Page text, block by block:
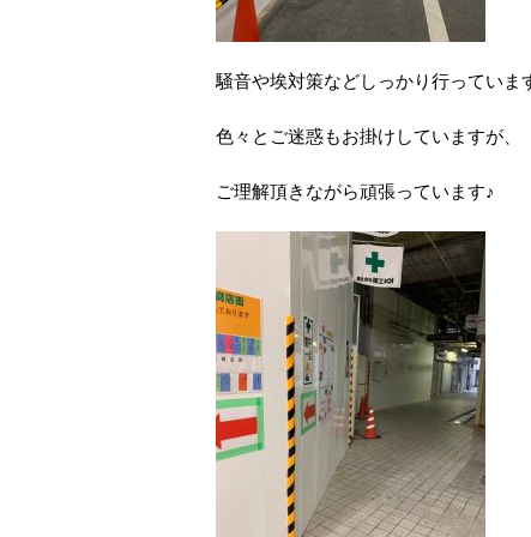
騒音や埃対策などしっかり行っていま
色々とご迷惑もお掛けしていますが、
ご理解頂きながら頑張っています♪